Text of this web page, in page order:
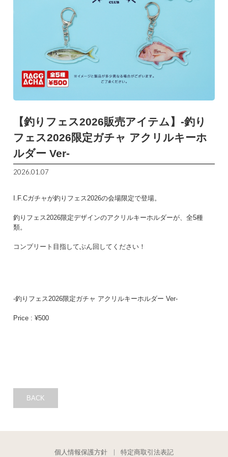
【釣りフェス2026販売アイテム】-釣り
フェス2026限定ガチャ アクリルキーホ
ルダー Ver-
2026.01.07
I.F.Cガチャが釣りフェス2026の会場限定で登場。
釣りフェス2026限定デザインのアクリルキーホルダーが、全5種
類。
コンプリート目指してぶん回してください！
-釣りフェス2026限定ガチャ アクリルキーホルダー Ver-
Price : ¥500
BACK
個人情報保護方針 特定商取引法表記